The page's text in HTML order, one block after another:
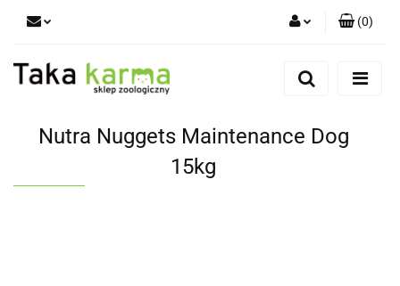
Zaloguj się
Zgody cookies
(0)
Nutra Nuggets Maintenance Dog
15kg